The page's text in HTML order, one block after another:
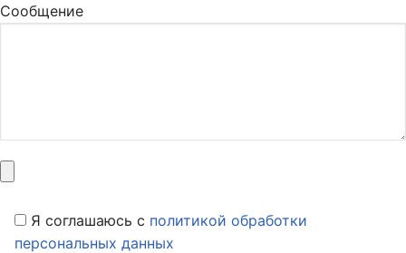
Сообщение
Я соглашаюсь c политикой обработки
персональных данных